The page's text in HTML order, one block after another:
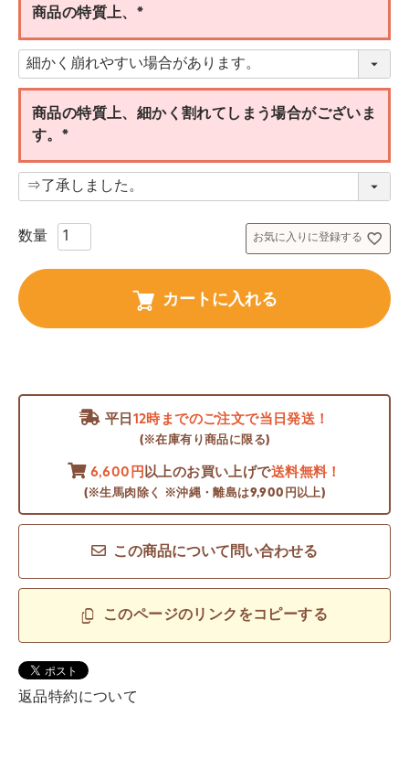
商品の特質上、
(
必
須
)
商品の特質上、細かく割れてしまう場合がございま
す。
(
必
須
)
お気に入りに登録する
カートに入れる
平日 12時までのご注文で当日発送！
(※在庫有り商品に限る)
6,600円 以上のお買い上げで送料無料！
(※生馬肉除く ※沖縄・離島は9,900円以上)
この商品について問い合わせる
このページのリンクをコピーする
返品特約について